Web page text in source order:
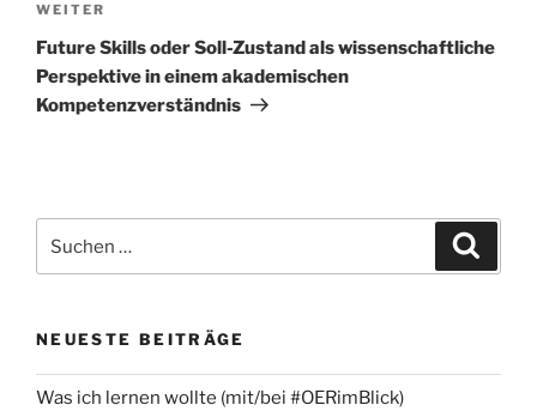
Nächster
Beitrag
WEITER
Future Skills oder Soll-Zustand als wissenschaftliche
Perspektive in einem akademischen
Kompetenzverständnis
nach:
NEUESTE BEITRÄGE
Was ich lernen wollte (mit/bei #OERimBlick)